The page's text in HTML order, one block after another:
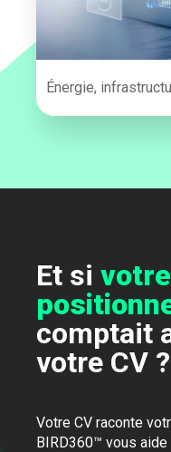
Énergie,
Et si votre
comptait
votre CV ?
Votre CV raconte
BIRD360™ vous